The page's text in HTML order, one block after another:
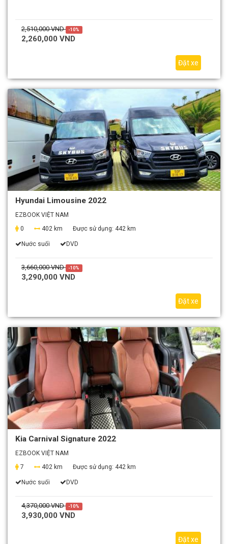
2,510,000 VND -10%
2,260,000 VND
Đặt xe
Hyundai Limousine 2022
EZBOOK VIỆT NAM
0
402 km Được sử dụng: 442 km
Nước suối DVD
3,660,000 VND -10%
3,290,000 VND
Đặt xe
Kia Carnival Signature 2022
EZBOOK VIỆT NAM
7
402 km Được sử dụng: 442 km
Nước suối DVD
4,370,000 VND -10%
3,930,000 VND
Đặt xe